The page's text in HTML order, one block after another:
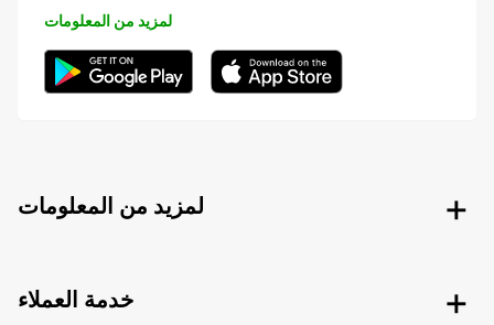
لمزيد من المعلومات
لمزيد من المعلومات
خدمة العملاء